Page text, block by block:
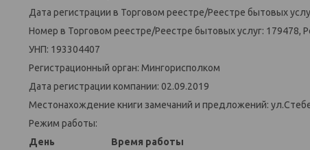
Дата регистрации в Торговом реестре/Реестре бытовых
Номер в Торговом реестре/Реестре бытовых услуг: 179478,
УНП: 193304407
Регистрационный орган: Мингорисполком
Дата регистрации компании: 02.09.2019
Местонахождение книги замечаний и предложений:
Режим работы:
День
Время работы